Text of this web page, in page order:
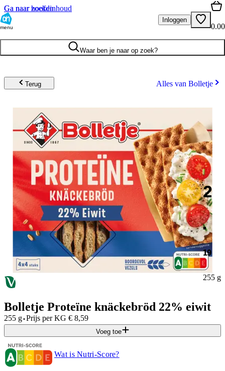
Ga naar hoofdinhoud
Ga naar zoeken
menu
Inloggen
0.00
Waar ben je naar op zoek?
Terug Alles van Bolletje
2
.
19
255 g
Bolletje Proteïne knäckebröd 22% eiwit
255 g·Prijs per KG € 8,59
Voeg toe
Wat is Nutri-Score?